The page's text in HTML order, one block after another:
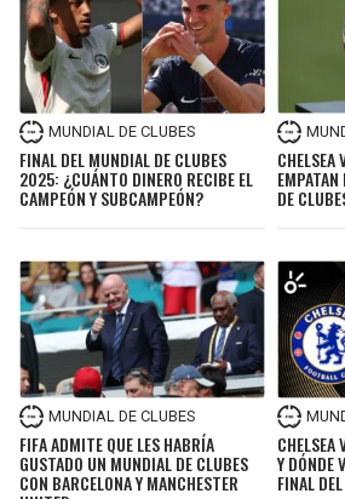
MUNDIAL DE CLUBES
FINAL DEL MUNDIAL DE CLUBES
2025: ¿CUÁNTO DINERO RECIBE EL
CAMPEÓN Y SUBCAMPEÓN?
CHELSEA
DE
MUNDIAL DE CLUBES
FIFA ADMITE QUE LES HABRÍA
GUSTADO UN MUNDIAL DE CLUBES
CON BARCELONA Y MANCHESTER
CHELSEA
Y DÓNDE
FINAL